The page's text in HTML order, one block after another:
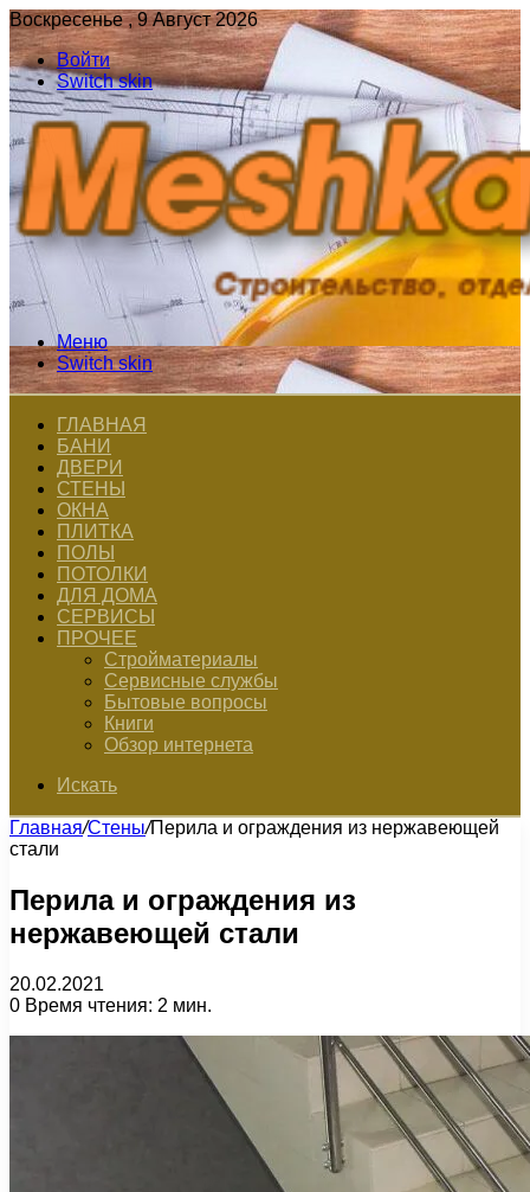
Воскресенье , 9 Август 2026
Войти
Switch skin
Меню
Switch skin
ГЛАВНАЯ
БАНИ
ДВЕРИ
СТЕНЫ
ОКНА
ПЛИТКА
ПОЛЫ
ПОТОЛКИ
ДЛЯ ДОМА
СЕРВИСЫ
ПРОЧЕЕ
Стройматериалы
Сервисные службы
Бытовые вопросы
Книги
Обзор интернета
Искать
Главная/Стены/Перила и ограждения из нержавеющей
стали
Перила и ограждения из
нержавеющей стали
20.02.2021
0 Время чтения: 2 мин.